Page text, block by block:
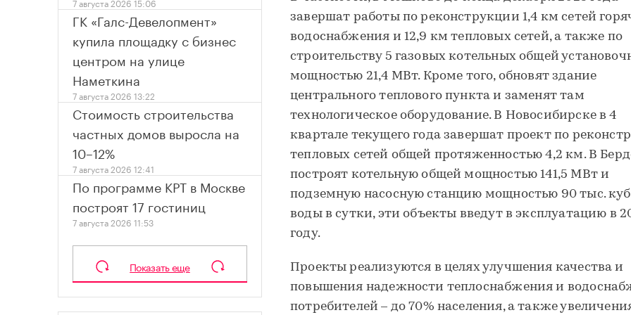
завершат работы по реконструкции 1,4 км сетей
водоснабжения и 12,9 км тепловых сетей, а также по
строительству 5 газовых котельных общей
мощностью 21,4 МВт. Кроме того, обновят здание
центрального теплового пункта и заменят там
технологическое оборудование. В Новосибирске в 4
квартале текущего года завершат проект по
тепловых сетей общей протяженностью 4,2 км. В
построят котельную общей мощностью 141,5 МВт и
подземную насосную станцию мощностью 90 тыс.
воды в сутки, эти объекты введут в эксплуатацию в
году.
Проекты реализуются в целях улучшения качества и
повышения надежности теплоснабжения и
потребителей – до 70% населения, а также
ГК «Галс-Девелопмент»
купила площадку с бизнес
центром на улице
Наметкина
7 августа 2026 13:22
Стоимость строительства
частных домов выросла на
10–12%
7 августа 2026 12:41
По программе КРТ в Москве
построят 17 гостиниц
7 августа 2026 11:53
Показать еще